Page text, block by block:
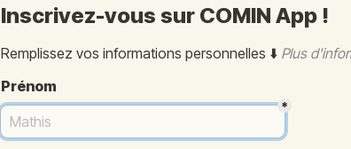
Inscrivez-vous sur COMIN App !
Remplissez vos informations personnelles ⬇️ Plus
Prénom
*